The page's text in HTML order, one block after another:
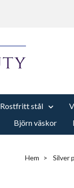
Rostfritt stål
Björn väskor
Hem Silver